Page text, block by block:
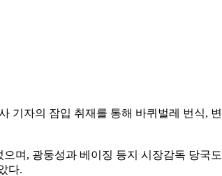
기자의 잠입 취재를 통해 바퀴벌레 번식,
며, 광둥성과 베이징 등지 시장감독 당국
다.